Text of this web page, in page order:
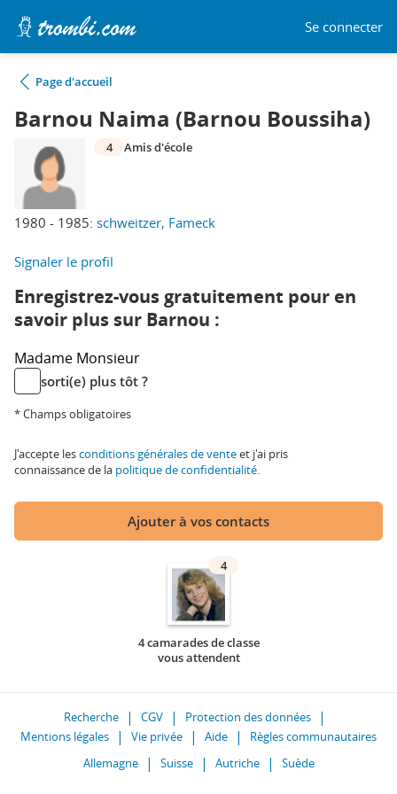
Se connecter
Page d'accueil
Barnou Naima (Barnou Boussiha)
1980 - 1985: schweitzer, Fameck
4 Amis d'école
Signaler le profil
Enregistrez-vous gratuitement pour en
savoir plus sur Barnou :
Madame Monsieur
sorti(e) plus tôt ?
* Champs obligatoires
J'accepte lesconditions générales de venteet j'ai pris
connaissance de la politique de confidentialité.
Ajouter à vos contacts
4
4 camarades de classe
vous attendent
Recherche CGV
Protection des données
Mentions légales
Vie privée Aide
Règles communautaires
Allemagne
Suisse Autriche Suède